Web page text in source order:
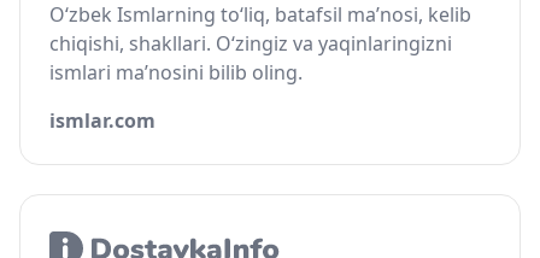
O‘zbek Ismlarning to‘liq, batafsil ma’nosi, kelib
chiqishi, shakllari. O‘zingiz va yaqinlaringizni
ismlari ma’nosini bilib oling.
ismlar.com